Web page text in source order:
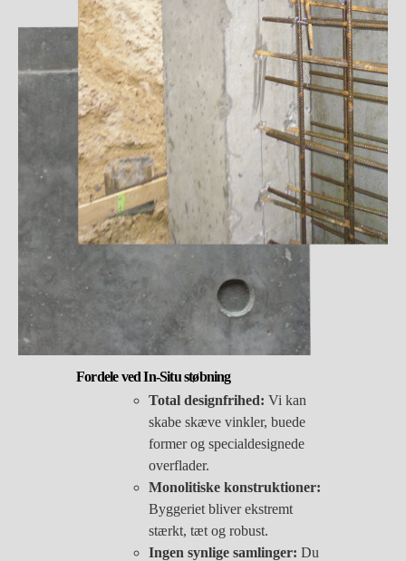
Fordele ved In-Situ støbning
Total designfrihed: Vi kan
skabe skæve vinkler, buede
former og specialdesignede
overflader.
Monolitiske konstruktioner:
Byggeriet bliver ekstremt
stærkt, tæt og robust.
Ingen synlige samlinger: Du